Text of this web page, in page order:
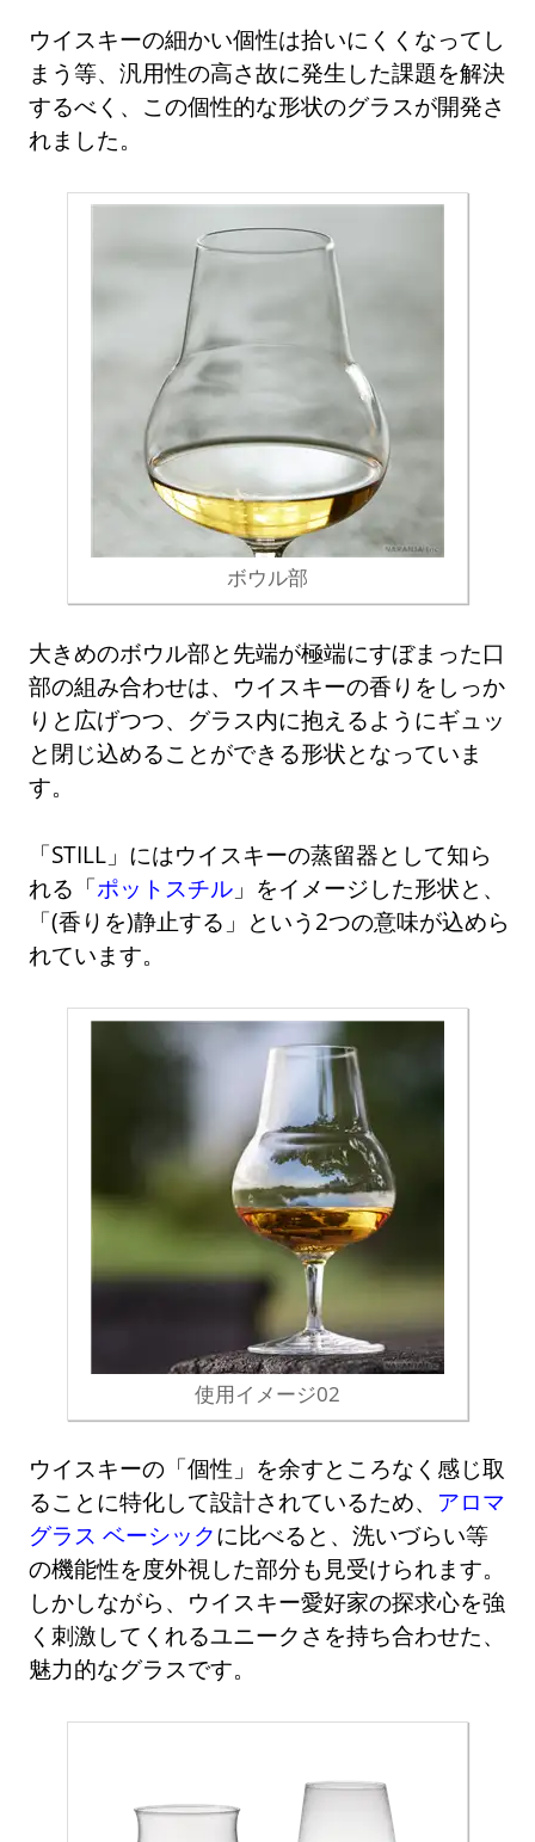
ウイスキーの細かい個性は拾いにくくなってし
まう等、汎用性の高さ故に発生した課題を解決
するべく、この個性的な形状のグラスが開発さ
れました。
ボウル部
大きめのボウル部と先端が極端にすぼまった口
部の組み合わせは、ウイスキーの香りをしっか
りと広げつつ、グラス内に抱えるようにギュッ
と閉じ込めることができる形状となっていま
す。
「STILL」にはウイスキーの蒸留器として知ら
れる「ポットスチル 」をイメージした形状と、
「(香りを)静止する」という2つの意味が込めら
れています。
使用イメージ02
ウイスキーの「個性」を余すところなく感じ取
ることに特化して設計されているため、 アロマ
グラス ベーシックに比べると、洗いづらい等
の機能性を度外視した部分も見受けられます。
しかしながら、ウイスキー愛好家の探求心を強
く刺激してくれるユニークさを持ち合わせた、
魅力的なグラスです。